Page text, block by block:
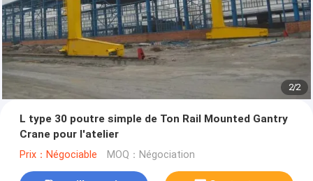
2/2
L type 30 poutre simple de Ton Rail Mounted Gantry
Crane pour l'atelier
Prix：Négociable MOQ：Négociation